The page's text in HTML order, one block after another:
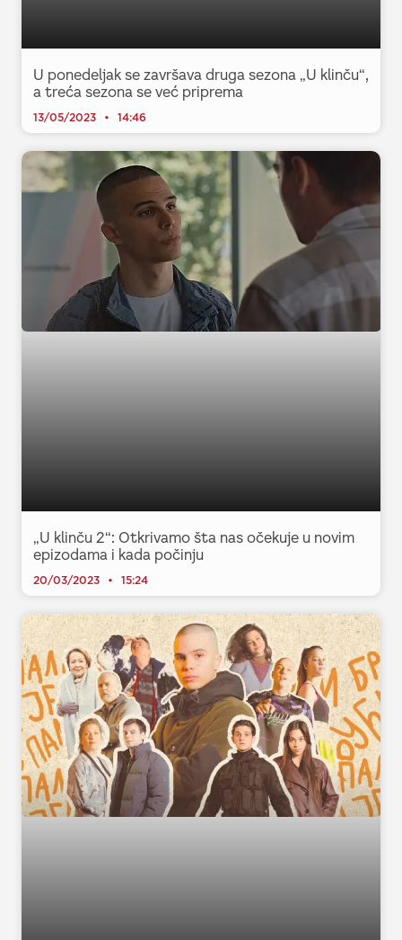
U ponedeljak se završava druga sezona „U klinču“,
a treća sezona se već priprema
13/05/2023 14:46
„U klinču 2“: Otkrivamo šta nas očekuje u novim
epizodama i kada počinju
20/03/2023 15:24